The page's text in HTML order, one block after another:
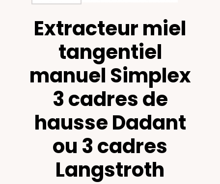
Extracteur miel
tangentiel
manuel Simplex
3 cadres de
hausse Dadant
ou 3 cadres
Langstroth